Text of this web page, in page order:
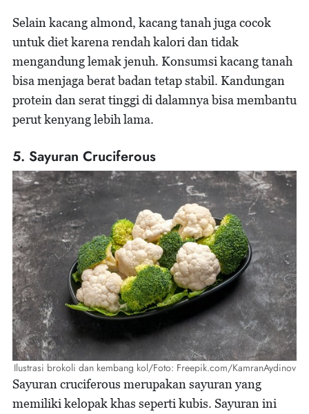
Selain kacang almond, kacang tanah juga cocok
untuk diet karena rendah kalori dan tidak
mengandung lemak jenuh. Konsumsi kacang tanah
bisa menjaga berat badan tetap stabil. Kandungan
protein dan serat tinggi di dalamnya bisa membantu
perut kenyang lebih lama.
5. Sayuran Cruciferous
Ilustrasi brokoli dan kembang kol/Foto: Freepik.com/KamranAydinov
Sayuran cruciferous merupakan sayuran yang
memiliki kelopak khas seperti kubis. Sayuran ini